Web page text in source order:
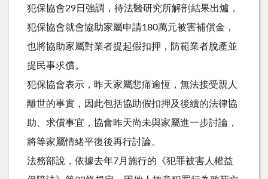
犯保協會29日強調，待法醫研究所解剖結果出爐，
犯保協會就會協助家屬申請180萬元被害補償金，
也將協助家屬對業者提起假扣押，防範業者脫產並
提民事求償。
犯保協會表示，昨天家屬悲痛逾恆，無法接受親人
離世的事實，因此包括協助假扣押及後續的法律協
助、求償事宜，協會昨天尚未與家屬進一步討論，
將等家屬情緒平復後再行討論。
法務部說，依據去年7月施行的《犯罪被害人權益